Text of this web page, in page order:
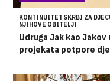
KONTINUITET SKRBI ZA
NJIHOVE OBITELJI
Udruga Jak kao
projekata potpore